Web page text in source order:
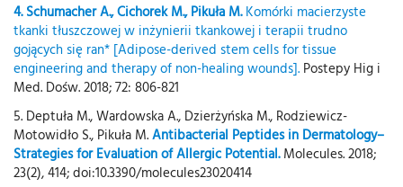
4. Schumacher A., Cichorek M., Pikuła M.Komórki macierzyste
tkanki tłuszczowej w inżynierii tkankowej i terapii trudno
gojących się ran* [Adipose-derived stem cells for tissue
engineering and therapy of non-healing wounds]. Postepy Hig i
Med. Dośw. 2018; 72: 806-821
5. Deptuła M., Wardowska A., Dzierżyńska M., Rodziewicz-
Motowidło S., Pikuła M.Antibacterial Peptides in Dermatology–
Strategies for Evaluation of Allergic Potential.Molecules. 2018;
23(2), 414; doi:10.3390/molecules23020414